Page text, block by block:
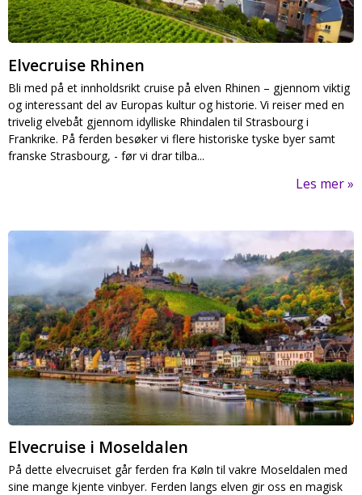
Elvecruise Rhinen
Bli med på et innholdsrikt cruise på elven Rhinen – gjennom viktig
og interessant del av Europas kultur og historie. Vi reiser med en
trivelig elvebåt gjennom idylliske Rhindalen til Strasbourg i
Frankrike. På ferden besøker vi flere historiske tyske byer samt
franske Strasbourg, - før vi drar tilba...
Les mer
Elvecruise i Moseldalen
På dette elvecruiset går ferden fra Køln til vakre Moseldalen med
sine mange kjente vinbyer. Ferden langs elven gir oss en magisk